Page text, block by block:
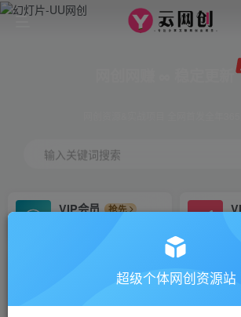
输入关键词搜索
VIP会员
抢先
会员专属推广链接超级个体网创资源站